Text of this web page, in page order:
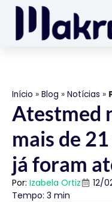
Início » Blog » Notícias »
Atestmed
mais de
já foram
Por: Izabela Ortiz
12/
Tempo: 3 min